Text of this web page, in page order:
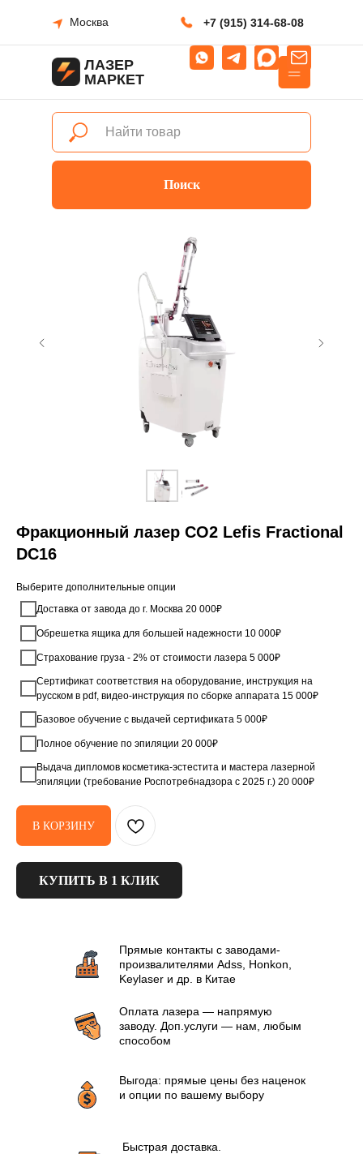
Поиск
ЛАЗЕР
МАРКЕТ
Москва +7 (915) 314-68-08
Фракционный лазер CO2 Lefis Fractional
DC16
Выберите дополнительные опции
Доставка от завода до г. Москва 20 000₽
Обрешетка ящика для большей надежности 10 000₽
Страхование груза - 2% от стоимости лазера 5 000₽
Сертификат соответствия на оборудование, инструкция на
русском в pdf, видео-инструкция по сборке аппарата 15 000₽
Базовое обучение с выдачей сертификата 5 000₽
Полное обучение по эпиляции 20 000₽
Выдача дипломов косметика-эстестита и мастера лазерной
эпиляции (требование Роспотребнадзора с 2025 г.) 20 000₽
В КОРЗИНУ
КУПИТЬ В 1 КЛИК
Быстрая доставка.
Выгода: прямые цены без наценок
и опции по вашему выбору
Оплата лазера — напрямую
заводу. Доп.услуги — нам, любым
способом
Прямые контакты с заводами-
произвалителями Аdss, Honkon,
Keylaser и др. в Китае